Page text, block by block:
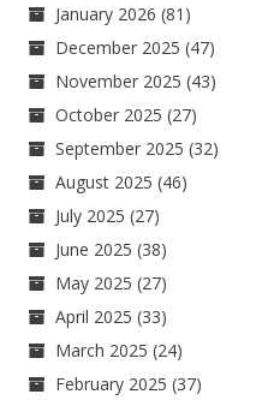
January 2026 (81)
December 2025 (47)
November 2025 (43)
October 2025 (27)
September 2025 (32)
August 2025 (46)
July 2025 (27)
June 2025 (38)
May 2025 (27)
April 2025 (33)
March 2025 (24)
February 2025 (37)